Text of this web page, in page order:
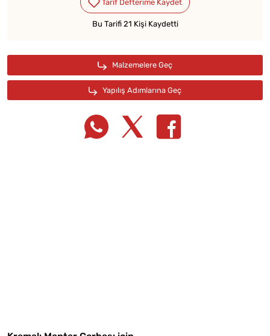
Bu Tarifi 21 Kişi Kaydetti